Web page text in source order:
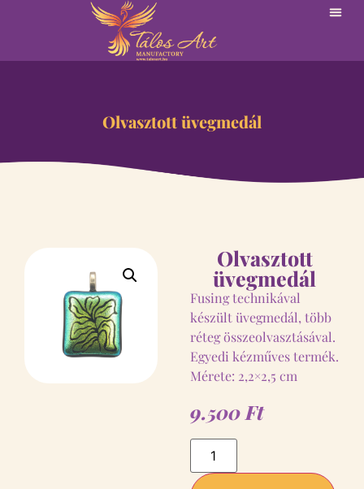
Olvasztott üvegmedál
Olvasztott
üvegmedál
Fusing technikával
készült üvegmedál, több
réteg összeolvasztásával.
Egyedi kézműves termék.
Mérete: 2,2×2,5 cm
9.500 Ft